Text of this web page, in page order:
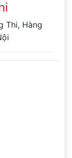
Thi, Hàng